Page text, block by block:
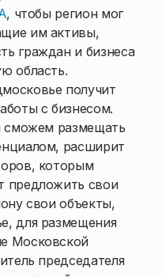
, чтобы регион мог
им активы,
граждан и бизнеса
область.
получит
с бизнесом.
сможем размещать
расширит
которым
предложить свои
свои объекты,
для размещения
Московской
председателя